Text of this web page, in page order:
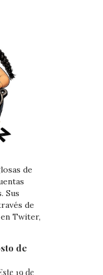
de
Sus
de
Twiter,
de
19 de